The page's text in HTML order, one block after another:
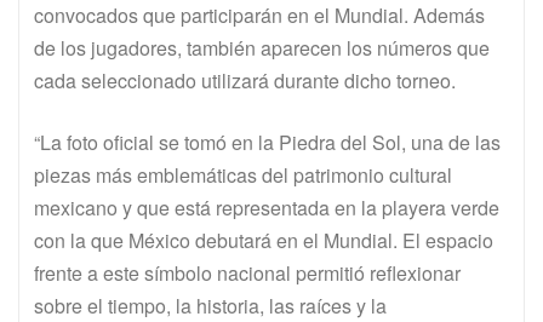
convocados que participarán en el Mundial. Además
de los jugadores, también aparecen los números que
cada seleccionado utilizará durante dicho torneo.
“La foto oficial se tomó en la Piedra del Sol, una de las
piezas más emblemáticas del patrimonio cultural
mexicano y que está representada en la playera verde
con la que México debutará en el Mundial. El espacio
frente a este símbolo nacional permitió reflexionar
sobre el tiempo, la historia, las raíces y la